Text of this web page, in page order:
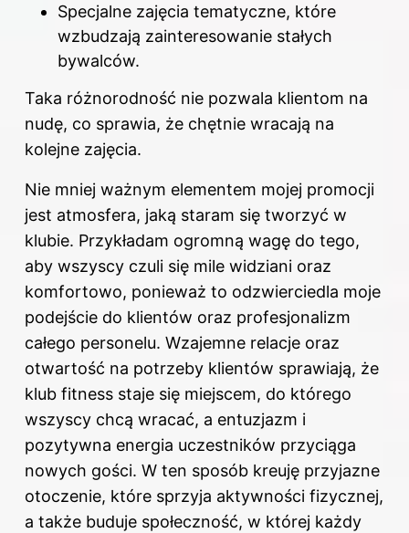
Specjalne zajęcia tematyczne, które
wzbudzają zainteresowanie stałych
bywalców.
Taka różnorodność nie pozwala klientom na
nudę, co sprawia, że chętnie wracają na
kolejne zajęcia.
Nie mniej ważnym elementem mojej promocji
jest atmosfera, jaką staram się tworzyć w
klubie. Przykładam ogromną wagę do tego,
aby wszyscy czuli się mile widziani oraz
komfortowo, ponieważ to odzwierciedla moje
podejście do klientów oraz profesjonalizm
całego personelu. Wzajemne relacje oraz
otwartość na potrzeby klientów sprawiają, że
klub fitness staje się miejscem, do którego
wszyscy chcą wracać, a entuzjazm i
pozytywna energia uczestników przyciąga
nowych gości. W ten sposób kreuję przyjazne
otoczenie, które sprzyja aktywności fizycznej,
a także buduje społeczność, w której każdy